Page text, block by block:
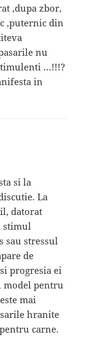
,dupa zbor,
,puternic din
nu
…!!!?
in
si la
La
datorat
stimul
sau stressul
de
progresia ei
model pentru
mai
hranite
carne.